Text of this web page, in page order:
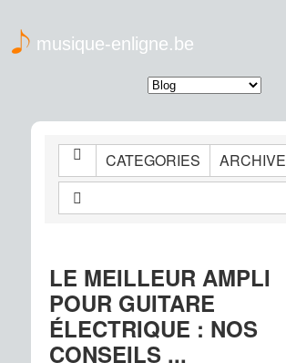
musique-enligne.be
CATEGORIES ARCHIVE
LE MEILLEUR AMPLI
POUR GUITARE
ÉLECTRIQUE : NOS
CONSEILS ...